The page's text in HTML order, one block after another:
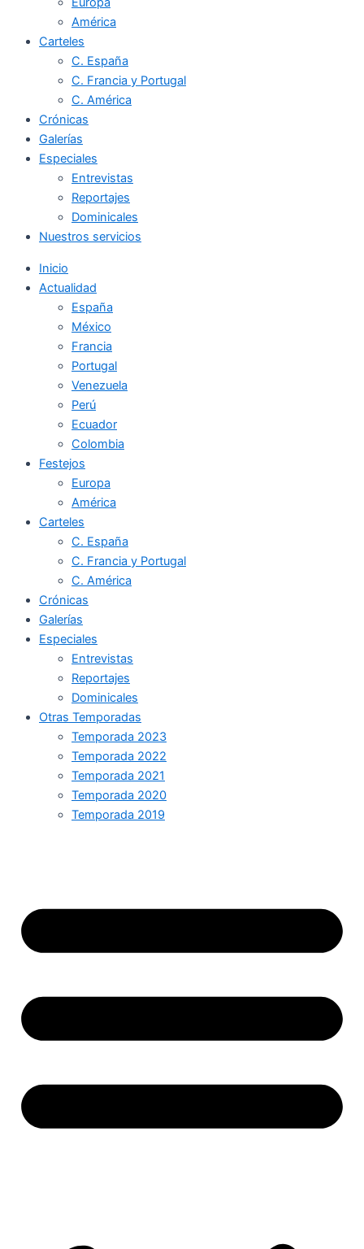
América
Carteles
C. España
C. Francia y Portugal
C. América
Crónicas
Galerías
Especiales
Entrevistas
Reportajes
Dominicales
Nuestros servicios
Inicio
Actualidad
España
México
Francia
Portugal
Venezuela
Perú
Ecuador
Colombia
Festejos
Europa
América
Carteles
C. España
C. Francia y Portugal
C. América
Crónicas
Galerías
Especiales
Entrevistas
Reportajes
Dominicales
Otras Temporadas
Temporada 2023
Temporada 2022
Temporada 2021
Temporada 2020
Temporada 2019